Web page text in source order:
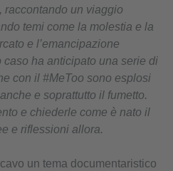
raccontando un viaggio
temi come la molestia e la
e l’emancipazione
ha anticipato una serie di
con il #MeToo sono esplosi
e soprattutto il fumetto.
e chiederle come è nato il
e riflessioni allora.
un tema documentaristico